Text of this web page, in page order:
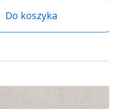
Do koszyka